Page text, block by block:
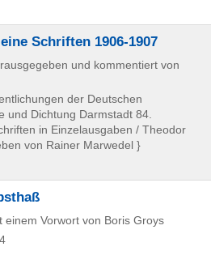
Schriften 1906-1907
und kommentiert von
der Deutschen
und Dichtung Darmstadt 84.
in Einzelausgaben / Theodor
von Rainer Marwedel }
einem Vorwort von Boris Groys